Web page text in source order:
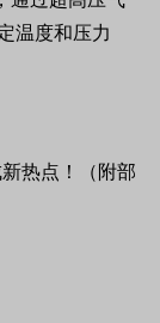
温度和压力